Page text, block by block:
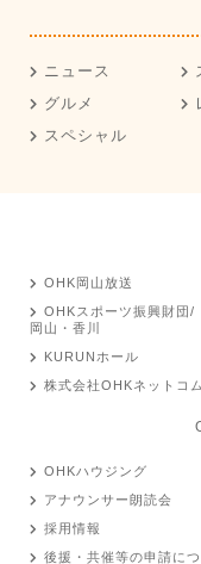
ニュース
グルメ
スペシャル
OHK岡山放送
OHKスポーツ振興財団/
岡山・香川
KURUNホール
株式会社OHKネットコム
OHKハウジング
アナウンサー朗読会
採用情報
後援・共催等の申請に